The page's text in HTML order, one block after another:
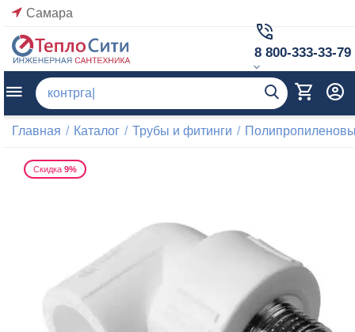
Самара
8 800-333-33-79
Главная / Каталог / Трубы и фитинги /
Скидка 9%